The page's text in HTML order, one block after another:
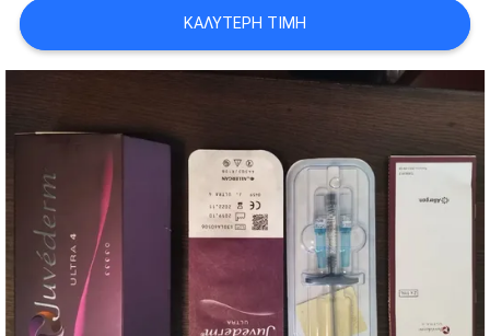
SHOPPING
ONLINE
SITEMAP
PRIVACY
POLICY
ΚΑΛΎΤΕΡΗ ΤΙΜΉ